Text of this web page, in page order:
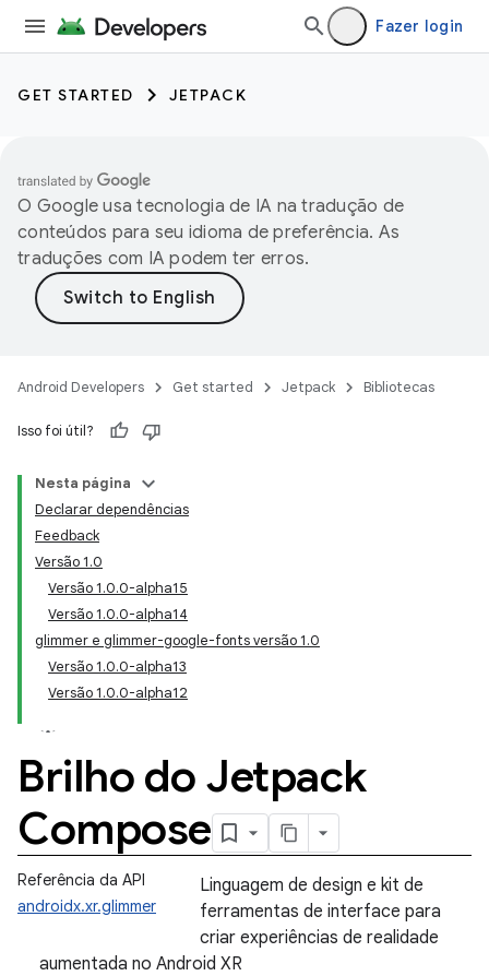
Fazer login
GET STARTED JETPACK
O Google usa tecnologia de IA na tradução de
conteúdos para seu idioma de preferência. As
traduções com IA podem ter erros.
Android Developers Get started Jetpack Bibliotecas
Isso foi útil?
Nesta página
Declarar dependências
Feedback
Versão 1.0
Versão 1.0.0-alpha15
Versão 1.0.0-alpha14
glimmer e glimmer-google-fonts versão 1.0
Versão 1.0.0-alpha13
Versão 1.0.0-alpha12
Brilho do Jetpack
Compose
Referência da API
androidx.xr.glimmer
Linguagem de design e kit de
ferramentas de interface para
criar experiências de realidade
aumentada no Android XR